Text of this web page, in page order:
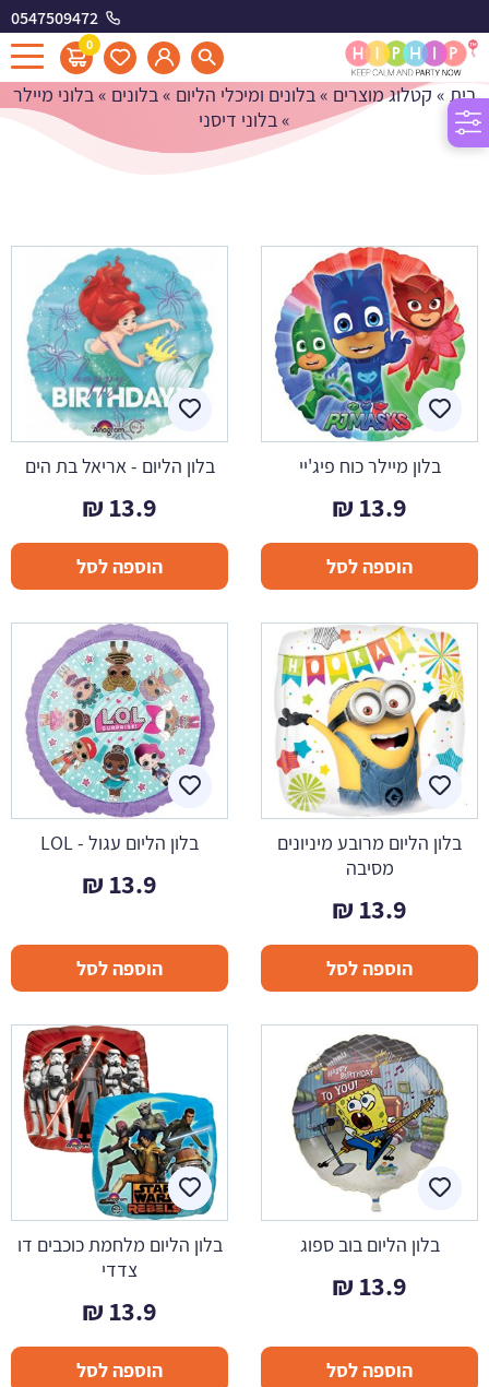
0547509472
0 בלוני דיסני
בית » קטלוג מוצרים »בלונים ומיכלי הליום »בלונים »בלוני מיילר
»בלוני דיסני
בלון מיילר כוח פיג'יי
13.9
₪
הוספה לסל
בלון הליום - אריאל בת הים
13.9
₪
הוספה לסל
בלון הליום מרובע מיניונים
מסיבה
13.9
₪
הוספה לסל
בלון הליום עגול - LOL
13.9
₪
הוספה לסל
בלון הליום בוב ספוג
13.9
₪
הוספה לסל
בלון הליום מלחמת כוכבים דו
צדדי
13.9
₪
הוספה לסל